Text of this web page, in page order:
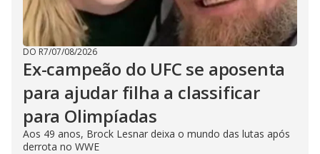
DO R7/07/08/2026
Ex-campeão do UFC se aposenta
para ajudar filha a classificar
para Olimpíadas
Aos 49 anos, Brock Lesnar deixa o mundo das lutas após
derrota no WWE